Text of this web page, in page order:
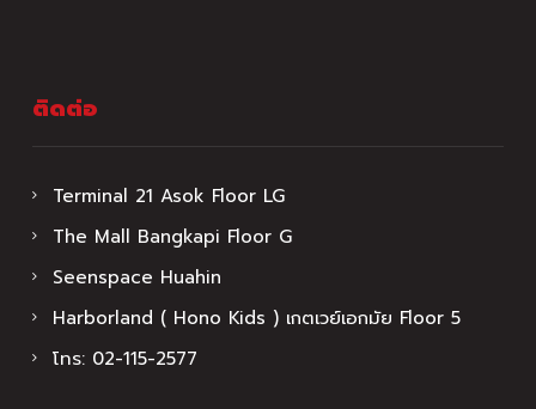
ติดต่อ
Terminal 21 Asok Floor LG
The Mall Bangkapi Floor G
Seenspace Huahin
Harborland ( Hono Kids ) เกตเวย์เอกมัย Floor 5
โทร: 02-115-2577